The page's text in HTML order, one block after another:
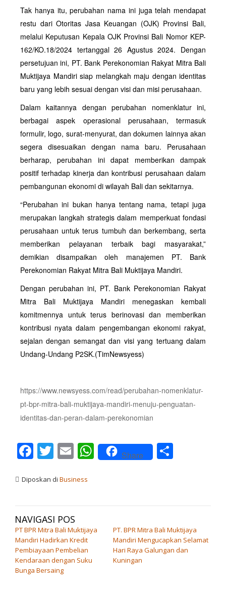
Tak hanya itu, perubahan nama ini juga telah mendapat
restu dari Otoritas Jasa Keuangan (OJK) Provinsi Bali,
melalui Keputusan Kepala OJK Provinsi Bali Nomor KEP-
162/KO.18/2024 tertanggal 26 Agustus 2024. Dengan
persetujuan ini, PT. Bank Perekonomian Rakyat Mitra Bali
Muktijaya Mandiri siap melangkah maju dengan identitas
baru yang lebih sesuai dengan visi dan misi perusahaan.
Dalam kaitannya dengan perubahan nomenklatur ini,
berbagai aspek operasional perusahaan, termasuk
formulir, logo, surat-menyurat, dan dokumen lainnya akan
segera disesuaikan dengan nama baru. Perusahaan
berharap, perubahan ini dapat memberikan dampak
positif terhadap kinerja dan kontribusi perusahaan dalam
pembangunan ekonomi di wilayah Bali dan sekitarnya.
“Perubahan ini bukan hanya tentang nama, tetapi juga
merupakan langkah strategis dalam memperkuat fondasi
perusahaan untuk terus tumbuh dan berkembang, serta
memberikan pelayanan terbaik bagi masyarakat,”
demikian disampaikan oleh manajemen PT. Bank
Perekonomian Rakyat Mitra Bali Muktijaya Mandiri.
Dengan perubahan ini, PT. Bank Perekonomian Rakyat
Mitra Bali Muktijaya Mandiri menegaskan kembali
komitmennya untuk terus berinovasi dan memberikan
kontribusi nyata dalam pengembangan ekonomi rakyat,
sejalan dengan semangat dan visi yang tertuang dalam
Undang-Undang P2SK.(TimNewsyess)
https://www.newsyess.com/read/perubahan-nomenklatur-
pt-bpr-mitra-bali-muktijaya-mandiri-menuju-penguatan-
identitas-dan-peran-dalam-perekonomian
FacebookTwitterEmail WhatsAppShare
Diposkan di Business
NAVIGASI POS
PT BPR Mitra Bali Muktijaya
Mandiri Hadirkan Kredit
Pembiayaan Pembelian
Kendaraan dengan Suku
Bunga Bersaing
PT. BPR Mitra Bali Muktijaya
Mandiri Mengucapkan Selamat
Hari Raya Galungan dan
Kuningan